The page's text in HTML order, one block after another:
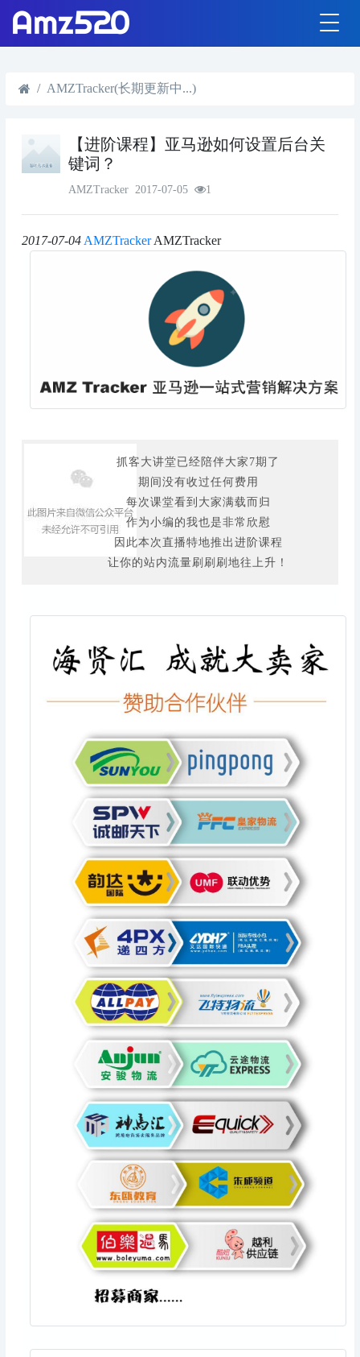
AMZTracker(长期更新中...)
【进阶课程】亚马逊如何设置后台关
键词？
AMZTracker 2017-07-05 1
2017-07-04 AMZTracker AMZTracker
抓客大讲堂已经陪伴大家7期了
期间没有收过任何费用
每次课堂看到大家满载而归
作为小编的我也是非常欣慰
因此本次直播特地推出进阶课程
让你的站内流量刷刷刷地往上升！